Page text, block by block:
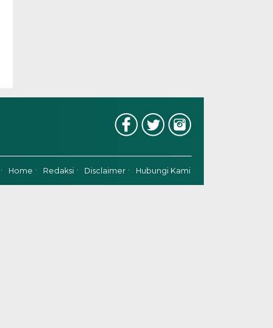
Home Redaksi Disclaimer Hubungi Kami